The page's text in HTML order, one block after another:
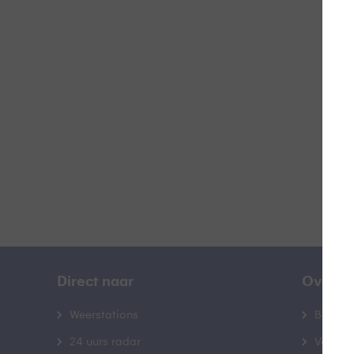
Direct naar
Weerstations
24 uurs radar
Over